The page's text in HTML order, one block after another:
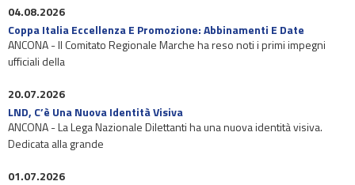
04.08.2026
Coppa Italia Eccellenza E Promozione: Abbinamenti E Date
ANCONA - Il Comitato Regionale Marche ha reso noti i primi impegni
ufficiali della
20.07.2026
LND, C’è Una Nuova Identità Visiva
ANCONA - La Lega Nazionale Dilettanti ha una nuova identità visiva.
Dedicata alla grande
01.07.2026